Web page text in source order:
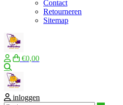
Contact
Retourneren
Sitemap
€0,00
inloggen